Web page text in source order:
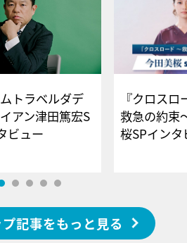
ムトラベルダデ
アン津田篤宏S
タビュー
『クロス
救急の約束
桜SPイ
記事をもっと見る